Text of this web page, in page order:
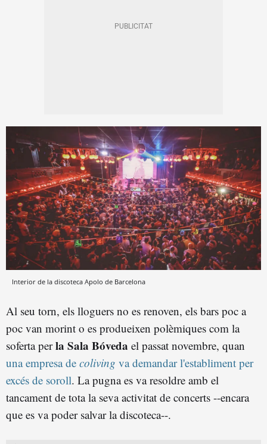
Interior de la discoteca Apolo de Barcelona
Al seu torn, els lloguers no es renoven, els bars poc a
poc van morint o es produeixen polèmiques com la
soferta perla Sala Bóveda el passat novembre, quan
una empresa de coliving va demandar l'establiment per
excés de soroll. La pugna es va resoldre amb el
tancament de tota la seva activitat de concerts --encara
que es va poder salvar la discoteca--.